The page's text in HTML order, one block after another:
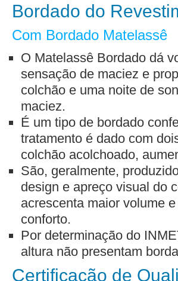
Bordado do
Com Bordado Matelassê
O Matelassê Bordado dá
sensação de maciez e
colchão e uma noite de
maciez.
É um tipo de bordado
tratamento é dado com
colchão acolchoado,
São, geralmente,
design e apreço visual do
acrescenta maior volume
conforto.
Por determinação do
altura não presentam
Certificação de